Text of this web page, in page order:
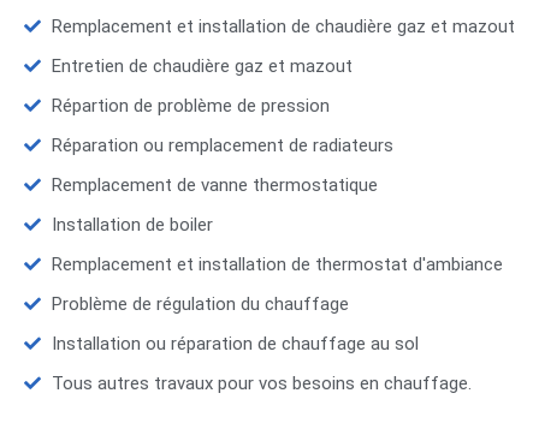
Remplacement et installation de chaudière gaz et mazout
Entretien de chaudière gaz et mazout
Répartion de problème de pression
Réparation ou remplacement de radiateurs
Remplacement de vanne thermostatique
Installation de boiler
Remplacement et installation de thermostat d'ambiance
Problème de régulation du chauffage
Installation ou réparation de chauffage au sol
Tous autres travaux pour vos besoins en chauffage.